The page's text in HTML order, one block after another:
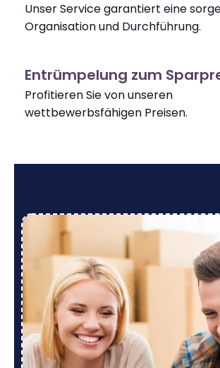
Unser Service garantiert eine
Organisation und Durchführung.
Entrümpelung zum
Profitieren Sie von unseren
wettbewerbsfähigen Preisen.